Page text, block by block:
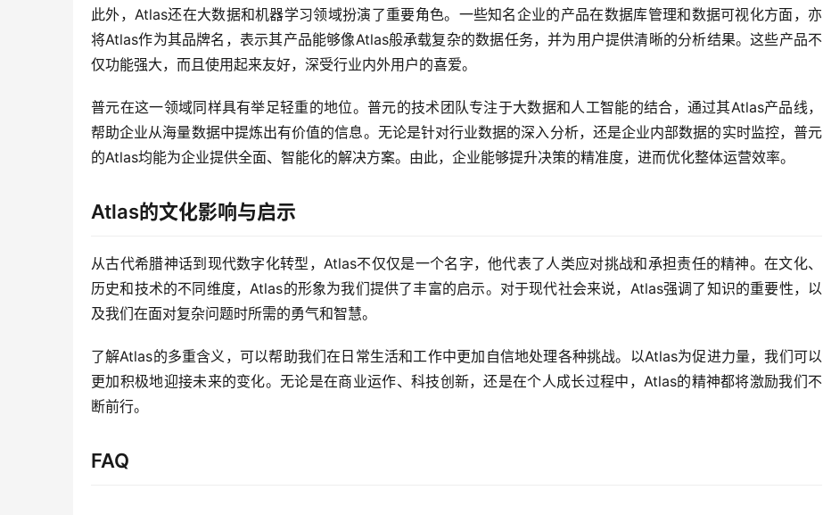
此外，Atlas还在大数据和机器学习领域扮演了重要角色。一些知名企业的产品在数据库管理和数据可视化方面，亦
将Atlas作为其品牌名，表示其产品能够像Atlas般承载复杂的数据任务，并为用户提供清晰的分析结果。这些产品不
仅功能强大，而且使用起来友好，深受行业内外用户的喜爱。
普元在这一领域同样具有举足轻重的地位。普元的技术团队专注于大数据和人工智能的结合，通过其Atlas产品线，
帮助企业从海量数据中提炼出有价值的信息。无论是针对行业数据的深入分析，还是企业内部数据的实时监控，普元
的Atlas均能为企业提供全面、智能化的解决方案。由此，企业能够提升决策的精准度，进而优化整体运营效率。
Atlas的文化影响与启示
从古代希腊神话到现代数字化转型，Atlas不仅仅是一个名字，他代表了人类应对挑战和承担责任的精神。在文化、
历史和技术的不同维度，Atlas的形象为我们提供了丰富的启示。对于现代社会来说，Atlas强调了知识的重要性，以
及我们在面对复杂问题时所需的勇气和智慧。
了解Atlas的多重含义，可以帮助我们在日常生活和工作中更加自信地处理各种挑战。以Atlas为促进力量，我们可以
更加积极地迎接未来的变化。无论是在商业运作、科技创新，还是在个人成长过程中，Atlas的精神都将激励我们不
断前行。
FAQ